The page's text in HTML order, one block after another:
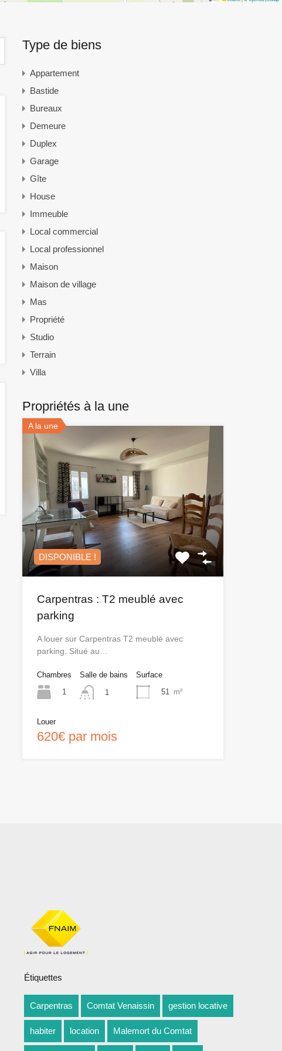
Type de biens
Appartement
Bastide
Bureaux
Demeure
Duplex
Garage
Gîte
House
Immeuble
Local commercial
Local professionnel
Maison
Maison de village
Mas
Propriété
Studio
Terrain
Villa
Propriétés à la une
A la une
DISPONIBLE !
Carpentras : T2 meublé avec
parking
A louer sur Carpentras T2 meublé avec
parking. Situé au…
Chambres
1
Salle de bains
1
Surface
51 m²
Louer
620€ par mois
Étiquettes
Carpentras Comtat Venaissin gestion locative
habiter location Malemort du Comtat